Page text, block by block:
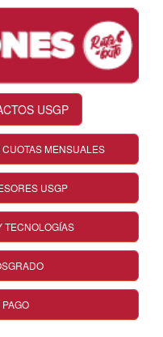
USGP
MENSUALES
USGP
TECNOLOGÍAS